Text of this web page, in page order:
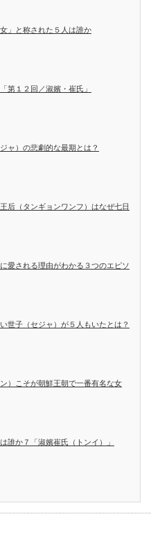
」と称された５人は誰か
第１２回／淑嬪・崔氏」
ャ）の悲劇的な最期とは？
后（タンギョンワンフ）はなぜ七日
愛される理由がわかる３つのエピソ
世子（セジャ）が５人もいたとは？
）こそが朝鮮王朝で一番有名な女
誰か７「淑嬪崔氏（トンイ）」